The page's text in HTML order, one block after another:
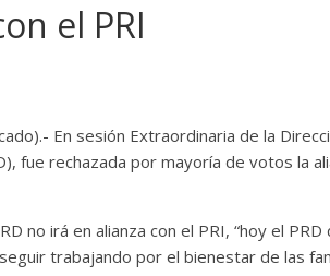
el PRI
En sesión Extraordinaria de la
fue rechazada por mayoría de votos la
no irá en alianza con el PRI, “hoy el PRD
trabajando por el bienestar de las